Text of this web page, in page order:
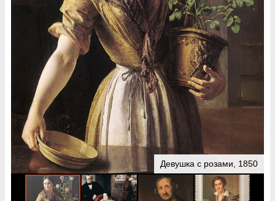
Девушка с розами, 1850